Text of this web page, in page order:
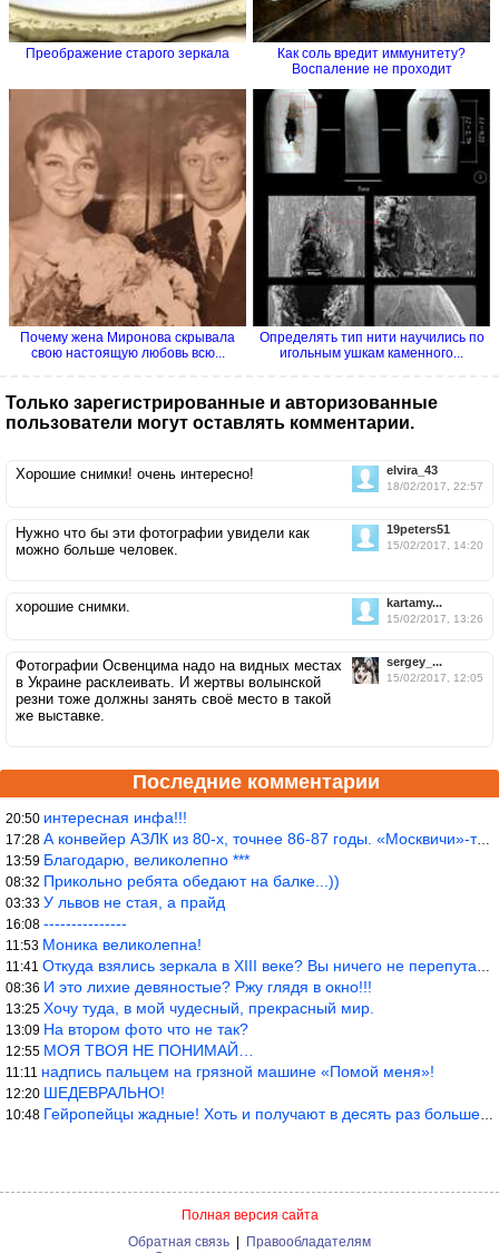
Преображение старого зеркала
Как соль вредит иммунитету?
Воспаление не проходит
Почему жена Миронова скрывала
свою настоящую любовь всю...
Определять тип нити научились по
игольным ушкам каменного...
Только зарегистрированные и авторизованные
пользователи могут оставлять комментарии.
elvira_43
18/02/2017, 22:57
Хорошие снимки! очень интересно!
19peters51
15/02/2017, 14:20
Нужно что бы эти фотографии увидели как
можно больше человек.
kartamy...
15/02/2017, 13:26
хорошие снимки.
sergey_...
15/02/2017, 12:05
Фотографии Освенцима надо на видных местах
в Украине расклеивать. И жертвы волынской
резни тоже должны занять своё место в такой
же выставке.
Последние комментарии
20:50 интересная инфа!!!
17:28 А конвейер АЗЛК из 80-х, точнее 86-87 годы. «Москвичи»-то из пер
13:59 Благодарю, великолепно ***
08:32 Прикольно ребята обедают на балке...))
03:33 У львов не стая, а прайд
16:08 ---------------
11:53 Моника великолепна!
11:41 Откуда взялись зеркала в XIII веке? Вы ничего не перепутали?
08:36 И это лихие девяностые? Ржу глядя в окно!!!
13:25 Хочу туда, в мой чудесный, прекрасный мир.
13:09 На втором фото что не так?
12:55 МОЯ ТВОЯ НЕ ПОНИМАЙ…
11:11 надпись пальцем на грязной машине «Помой меня»!
12:20 ШЕДЕВРАЛЬНО!
10:48 Гейропейцы жадные! Хоть и получают в десять раз больше жителей б
Полная версия сайта
Обратная связь | Правообладателям